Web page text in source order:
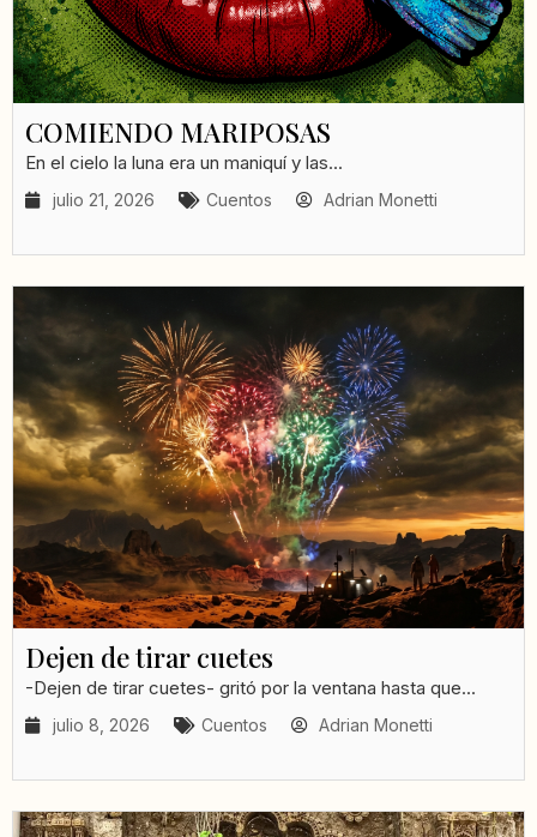
COMIENDO MARIPOSAS
En el cielo la luna era un maniquí y las...
julio 21, 2026 Cuentos Adrian Monetti
Dejen de tirar cuetes
-Dejen de tirar cuetes- gritó por la ventana hasta que...
julio 8, 2026 Cuentos Adrian Monetti